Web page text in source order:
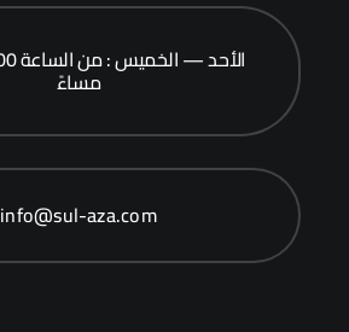
مساءً
info@sul-aza.com